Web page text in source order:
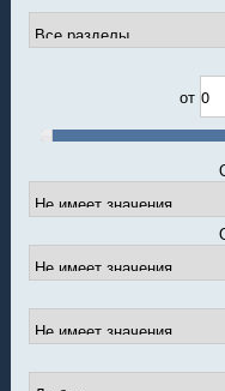
от